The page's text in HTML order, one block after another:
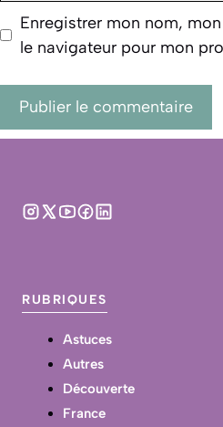
Enregistrer mon nom,
le navigateur pour mon
RUBRIQUES
Astuces
Autres
Découverte
France